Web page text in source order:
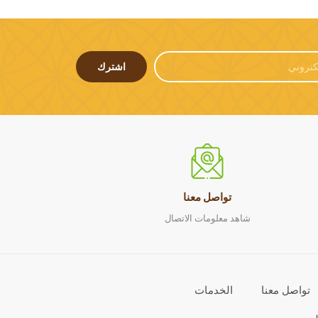
اشترك
تواصل معنا
شاهد معلومات الاتصال
تواصل معنا
الخدمات